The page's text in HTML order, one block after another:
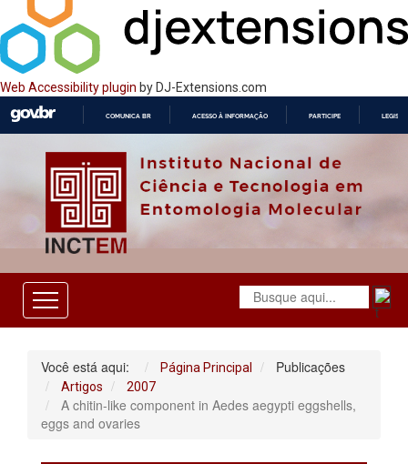
Web Accessibility plugin by DJ-Extensions.com
O
COMUNICA BR ACESSO À INFORMAÇÃO PARTICIPE
Você está aqui: Página Principal Publicações
Artigos 2007
A chitin-like component in Aedes aegypti eggshells,
eggs and ovaries